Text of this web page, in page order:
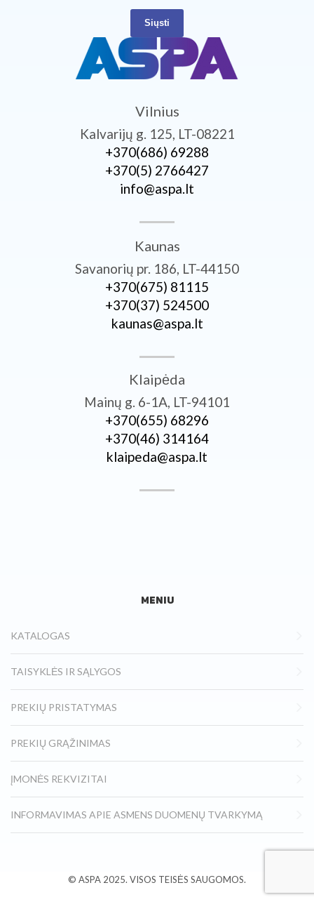
Siųsti
Vilnius
Kalvarijų g. 125, LT-08221
+370­(686) 69288
+370­(5) 2766427
info@aspa.lt
Kaunas
Savanorių pr. 186, LT-44150
+370­(675) 81115
+370­(37) 524500
kaunas@aspa.lt
Klaipėda
Mainų g. 6-1A, LT-94101
+370­(655) 68296
+370­(46) 314164
klaipeda@aspa.lt
MENIU
KATALOGAS
TAISYKLĖS IR SĄLYGOS
PREKIŲ PRISTATYMAS
PREKIŲ GRĄŽINIMAS
ĮMONĖS REKVIZITAI
INFORMAVIMAS APIE ASMENS DUOMENŲ TVARKYMĄ
© ASPA 2025. VISOS TEISĖS SAUGOMOS.